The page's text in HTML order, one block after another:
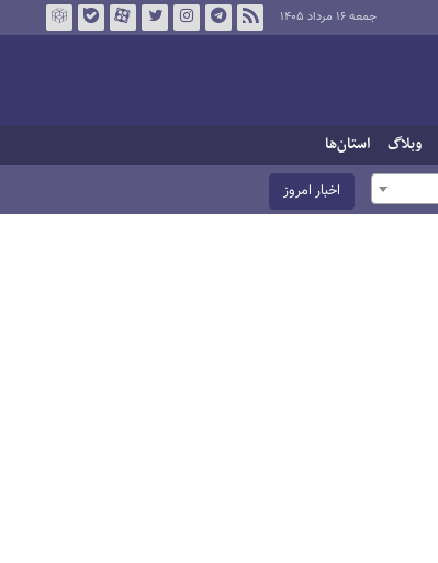
جمعه ۱۶ مرداد ۱۴۰۵
وبلاگ استان‌ها
اخبار امروز